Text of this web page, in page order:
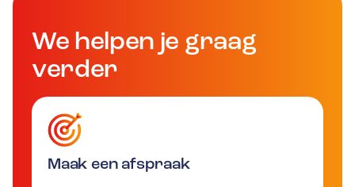
We helpen je graag
verder
Maak een afspraak